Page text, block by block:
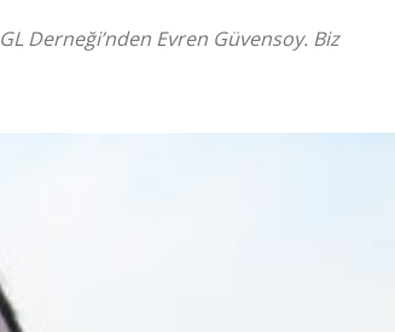
Derneği’nden Evren Güvensoy. Biz